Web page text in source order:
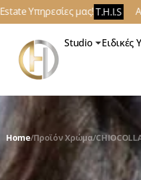
μας!T.H.I.S Ανακαλύψτε
Studio Ειδικές
Home/Προϊόν Χρώμα/